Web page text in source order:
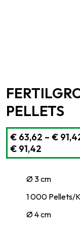
PELLETS
€ 63,62 – €
€ 91,42
Ø 3 cm
1 000 Pellets/
Ø 4 cm